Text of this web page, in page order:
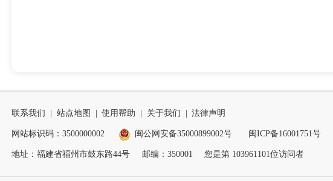
联系我们 站点地图 使用帮助 关于我们 法律声明
网站标识码：3500000002 闽公网安备35000899002号 闽ICP备16001751号
地址：福建省福州市鼓东路44号 邮编：350001 您是第 103961101位访问者